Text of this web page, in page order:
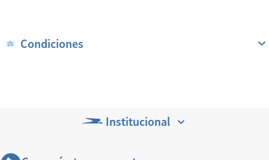
Condiciones
Institucional